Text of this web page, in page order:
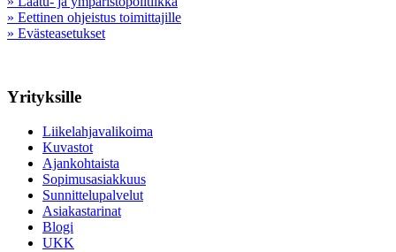
» Eettinen ohjeistus toimittajille
» Evästeasetukset
Yrityksille
Liikelahjavalikoima
Kuvastot
Ajankohtaista
Sopimusasiakkuus
Sunnittelupalvelut
Asiakastarinat
Blogi
UKK